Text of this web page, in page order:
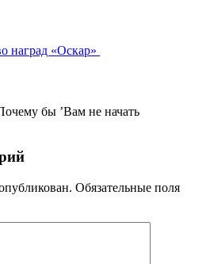
наград «Оскар»
бы ’Вам не начать
Обязательные поля